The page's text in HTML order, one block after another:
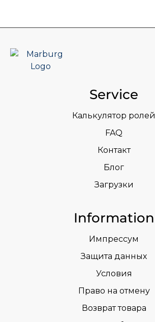
Service
Калькулятор ролей
FAQ
Контакт
Блог
Загрузки
Information
Импрессум
Защита данных
Условия
Право на отмену
Возврат товара